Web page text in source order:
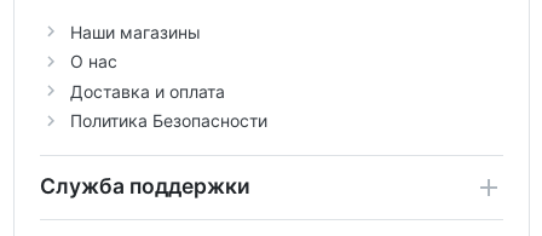
Наши магазины
О нас
Доставка и оплата
Политика Безопасности
Служба поддержки